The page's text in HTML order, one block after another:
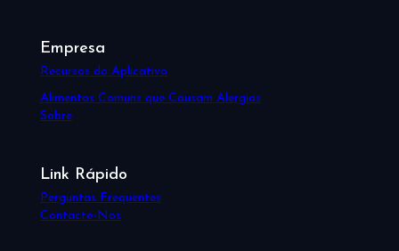
Empresa
Recursos do Aplicativo
Alimentos Comuns que Causam Alergias
Sobre
Link Rápido
Perguntas Frequentes
Contacte-Nos